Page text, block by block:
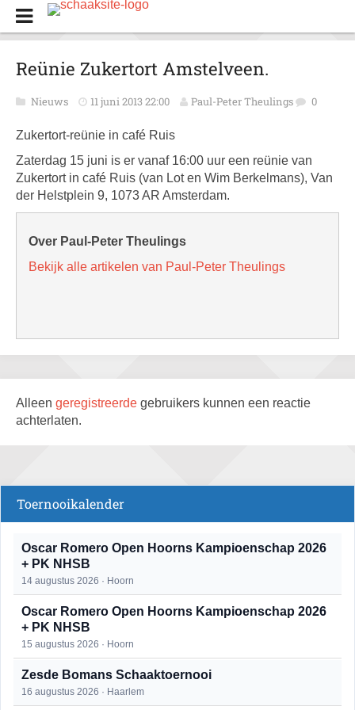
Reünie Zukertort Amstelveen.
Nieuws 11 juni 2013 22:00 Paul-Peter Theulings 0
Zukertort-reünie in café Ruis
Zaterdag 15 juni is er vanaf 16:00 uur een reünie van
Zukertort in café Ruis (van Lot en Wim Berkelmans), Van
der Helstplein 9, 1073 AR Amsterdam.
Over Paul-Peter Theulings
Bekijk alle artikelen van Paul-Peter Theulings
Alleen geregistreerde gebruikers kunnen een reactie
achterlaten.
Toernooikalender
Oscar Romero Open Hoorns Kampioenschap 2026
+ PK NHSB
14 augustus 2026 · Hoorn
Oscar Romero Open Hoorns Kampioenschap 2026
+ PK NHSB
15 augustus 2026 · Hoorn
Zesde Bomans Schaaktoernooi
16 augustus 2026 · Haarlem